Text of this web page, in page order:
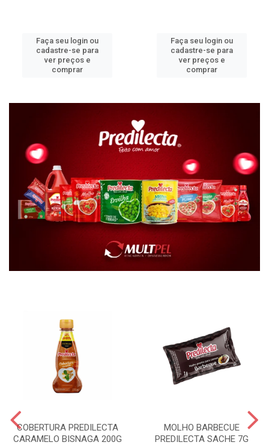
Faça seu login ou
cadastre-se para
ver preços e
comprar
Faça seu login ou
cadastre-se para
ver preços e
comprar
COBERTURA PREDILECTA
CARAMELO BISNAGA 200G
MOLHO BARBECUE
PREDILECTA SACHE 7G